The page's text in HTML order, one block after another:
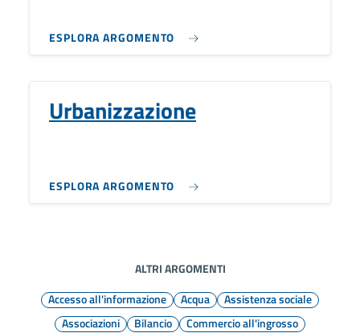
ESPLORA ARGOMENTO
Urbanizzazione
ESPLORA ARGOMENTO
ALTRI ARGOMENTI
Accesso all'informazione
Acqua
Assistenza sociale
Associazioni
Bilancio
Commercio all'ingrosso